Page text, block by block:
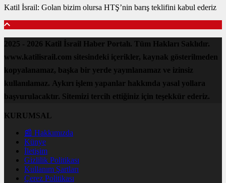
Katil İsrail: Golan bizim olursa HTŞ’nin barış teklifini kabul ederiz
2025 - 2026 Katil İsrail Haber Portalı. Tüm Hakları Saklıdır.
www.katilisrail.com sitesindeki içerikler, kaynak gösterilmeden
kopyalanamaz, başka bir yerde yayınlanamaz ve izinsiz
kullanılamaz. Aykırı işlem yapanlar hakkında yasal yollara
başvurulacaktır. Sitemizi tercih ettiğiniz için teşekkür ederiz.
KURUMSAL
📰 Hakkımızda
Künye
İletişim
Gizlilik Politikası
Kullanım Şartları
Çerez Politikası